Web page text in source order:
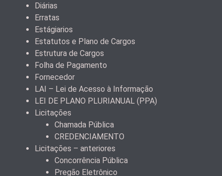
Diárias
Erratas
Estágiarios
Estatutos e Plano de Cargos
Estrutura de Cargos
Folha de Pagamento
Fornecedor
LAI – Lei de Acesso à Informação
LEI DE PLANO PLURIANUAL (PPA)
Licitações
Chamada Pública
CREDENCIAMENTO
Licitações – anteriores
Concorrência Pública
Pregão Eletrônico